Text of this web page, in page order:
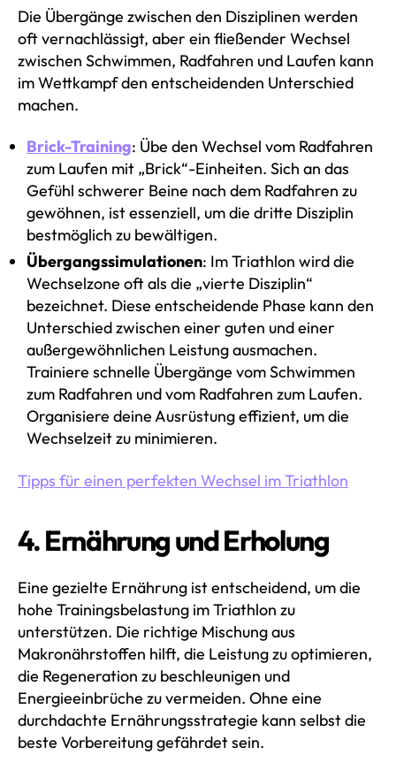
Die Übergänge zwischen den Disziplinen werden
oft vernachlässigt, aber ein fließender Wechsel
zwischen Schwimmen, Radfahren und Laufen kann
im Wettkampf den entscheidenden Unterschied
machen.
Brick-Training: Übe den Wechsel vom Radfahren
zum Laufen mit „Brick“-Einheiten. Sich an das
Gefühl schwerer Beine nach dem Radfahren zu
gewöhnen, ist essenziell, um die dritte Disziplin
bestmöglich zu bewältigen.
Übergangssimulationen: Im Triathlon wird die
Wechselzone oft als die „vierte Disziplin“
bezeichnet. Diese entscheidende Phase kann den
Unterschied zwischen einer guten und einer
außergewöhnlichen Leistung ausmachen.
Trainiere schnelle Übergänge vom Schwimmen
zum Radfahren und vom Radfahren zum Laufen.
Organisiere deine Ausrüstung effizient, um die
Wechselzeit zu minimieren.
Tipps für einen perfekten Wechsel im Triathlon
4. Ernährung und Erholung
Eine gezielte Ernährung ist entscheidend, um die
hohe Trainingsbelastung im Triathlon zu
unterstützen. Die richtige Mischung aus
Makronährstoffen hilft, die Leistung zu optimieren,
die Regeneration zu beschleunigen und
Energieeinbrüche zu vermeiden. Ohne eine
durchdachte Ernährungsstrategie kann selbst die
beste Vorbereitung gefährdet sein.